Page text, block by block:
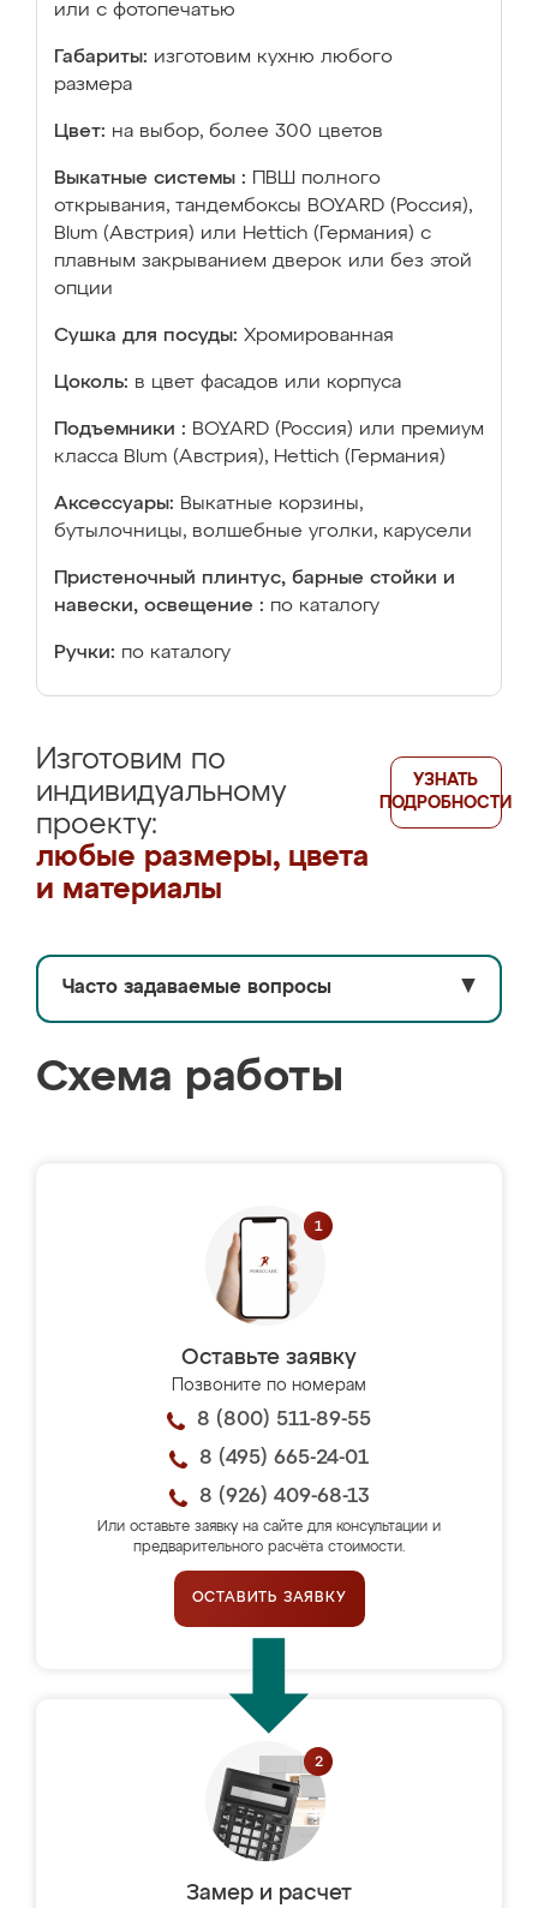
или с фотопечатью
Габариты: изготовим кухню любого
размера
Цвет: на выбор, более 300 цветов
Выкатные системы :
ПВШ полного
открывания, тандембоксы BOYARD (Россия),
Blum (Австрия) или Hettich (Германия) с
плавным закрыванием дверок или без этой
опции
Сушка для посуды: Хромированная
Цоколь: в цвет фасадов или корпуса
Подъемники : BOYARD (Россия) или премиум
класса Blum (Австрия), Hettich (Германия)
Аксессуары: Выкатные корзины,
бутылочницы, волшебные уголки, карусели
Пристеночный плинтус, барные стойки и
навески, освещение : по каталогу
Ручки: по каталогу
Изготовим по
индивидуальному
проекту:
любые размеры, цвета
и материалы
УЗНАТЬ
ПОДРОБНОСТИ
Часто задаваемые вопросы ▼
Схема работы
Оставьте заявку
Позвоните по номерам
8 (800) 511-89-55
8 (495) 665-24-01
8 (926) 409-68-13
Или оставьте заявку на сайте для консультации и
предварительного расчёта стоимости.
ОСТАВИТЬ ЗАЯВКУ
Замер и расчет